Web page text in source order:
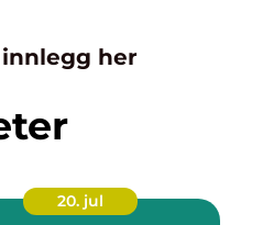
her
20. jul